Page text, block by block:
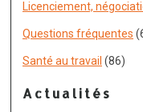
Licenciement,
Questions fréquentes
Santé au travail (86)
Actualités